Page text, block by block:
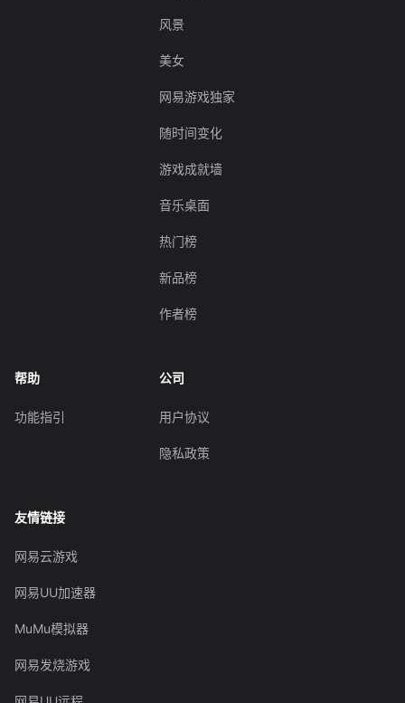
风景
美女
网易游戏独家
随时间变化
游戏成就墙
音乐桌面
热门榜
新品榜
作者榜
帮助
功能指引
公司
用户协议
隐私政策
友情链接
网易云游戏
网易UU加速器
MuMu模拟器
网易发烧游戏